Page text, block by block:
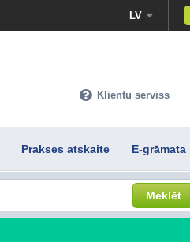
LV
Klientu serviss
Prakses atskaite E-grāmata
Meklēt